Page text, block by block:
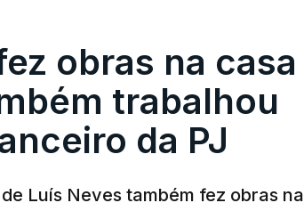
obras na casa
trabalhou
da PJ
Luís Neves também fez obras na